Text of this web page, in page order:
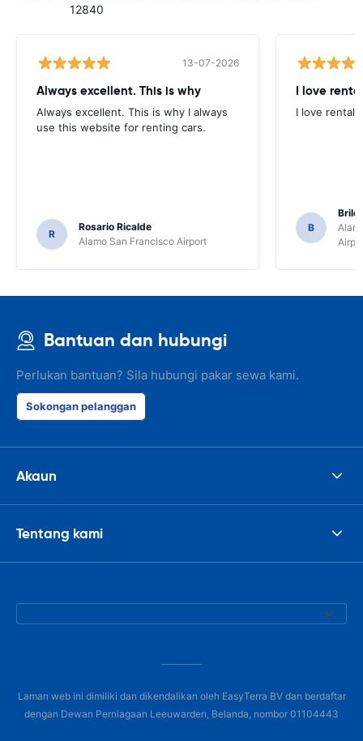
12840
13-07-2026
Always excellent. This is why
Always excellent. This is why I always
use this website for renting cars.
R
Rosario Ricalde
Alamo San Francisco Airport
I love
I love rental
B
Bantuan dan hubungi
Perlukan bantuan? Sila hubungi pakar sewa kami.
Sokongan pelanggan
Akaun
Tentang kami
Laman web ini dimiliki dan dikendalikan oleh EasyTerra BV dan berdaftar
dengan Dewan Perniagaan Leeuwarden, Belanda, nombor 01104443